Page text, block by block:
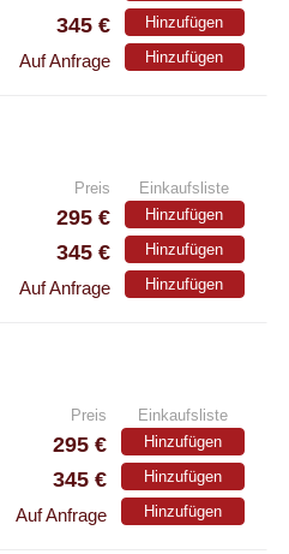
345 € Hinzufügen
Auf Anfrage Hinzufügen
Preis Einkaufsliste
295 € Hinzufügen
345 € Hinzufügen
Auf Anfrage Hinzufügen
Preis Einkaufsliste
295 € Hinzufügen
345 € Hinzufügen
Auf Anfrage Hinzufügen